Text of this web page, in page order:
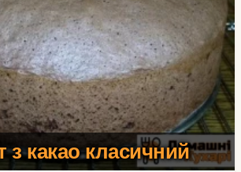
з какао класичний